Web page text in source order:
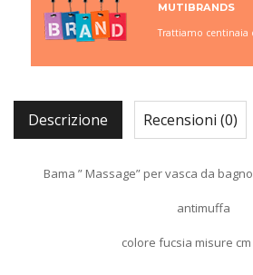
MUTIBRANDS
Trattiamo centinaia
Descrizione Recensioni (0)
Bama ” Massage” per vasca da
antimuffa
colore fucsia misure cm